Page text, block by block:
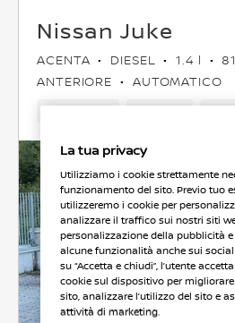
Nissan Juke
ACENTA DIESEL 1.4 l
ANTERIORE
AUTOMATICO
163,600 Km Jun 2012
La tua privacy
Utilizziamo i cookie strettamente
funzionamento del sito. Previo tuo
utilizzeremo i cookie per
analizzare il traffico sui nostri siti
personalizzazione della pubblicità e
alcune funzionalità anche sui
su “Accetta e chiudi”, l’utente
cookie sul dispositivo per
sito, analizzare l’utilizzo del sito e
attività di marketing.